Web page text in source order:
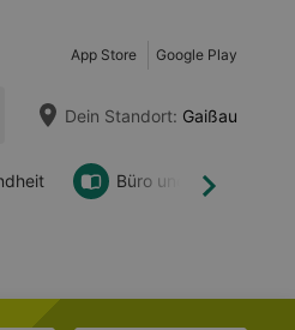
App Store Google Play
Dein Standort: Gaißau
Weiter
Büro und DIY